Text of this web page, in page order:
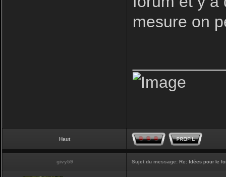
mesure on
Haut
givy59 Sujet du message: Re: Idées pour le